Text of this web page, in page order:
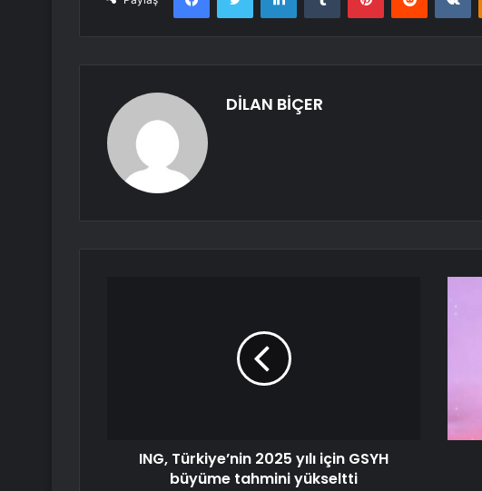
DİLAN BİÇER
ING, Türkiye’nin 2025 yılı için GSYH
büyüme tahmini yükseltti